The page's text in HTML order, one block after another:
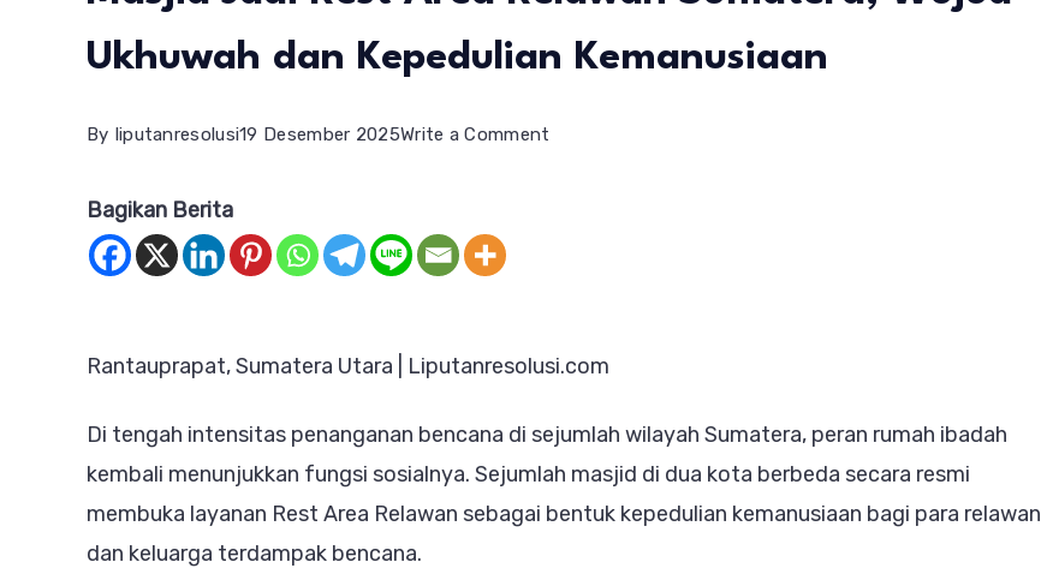
Ukhuwah dan Kepedulian Kemanusiaan
By liputanresolusi19 Desember 2025Write a Comment
Sumatera,
Ukhuwah
Bagikan Berita
Rantauprapat, Sumatera Utara | Liputanresolusi.com
Di tengah intensitas penanganan bencana di sejumlah wilayah Sumatera, peran rumah ibadah
kembali menunjukkan fungsi sosialnya. Sejumlah masjid di dua kota berbeda secara resmi
membuka layanan Rest Area Relawan sebagai bentuk kepedulian kemanusiaan bagi para relawan
dan keluarga terdampak bencana.